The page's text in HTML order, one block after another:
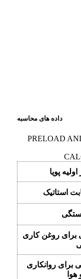
داده های محاسبه
پویا
استاتیک
برای روغن کاری
برای روانکاری
PRELOAD